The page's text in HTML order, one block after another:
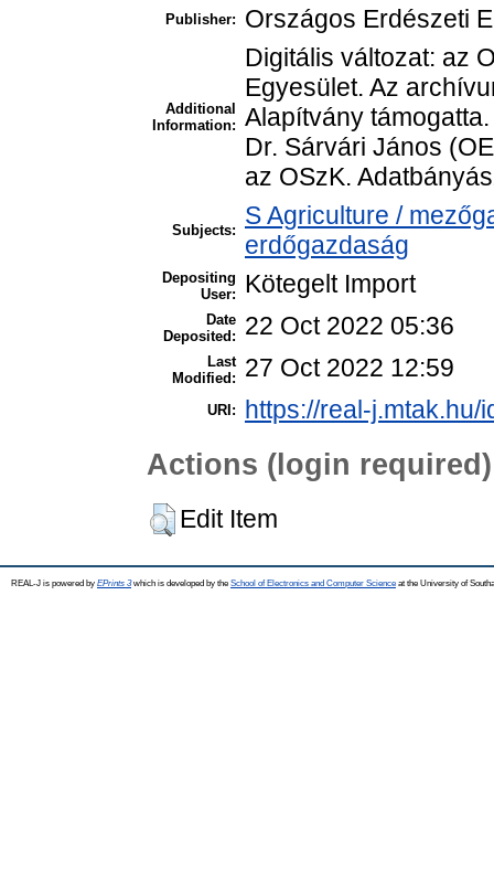
Publisher: Országos Erdészeti
Additional
Information:
Digitális változat: az
Egyesület. Az
Alapítvány
Dr. Sárvári János
az OSzK.
Subjects:
S Agriculture /
erdőgazdaság
Depositing
User:
Kötegelt Import
Date
Deposited:
22 Oct 2022 05:36
Last
Modified:
27 Oct 2022 12:59
URI: https://real-j.mtak.hu/
Actions (login required)
Edit Item
REAL-J is powered by EPrints 3which is developed by the School of Electronics and Computer Science at the University of